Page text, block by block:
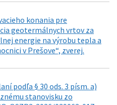
konania pre
geotermálnych vrtov za
energie na výrobu tepla a
v Prešove“, zverej.
podľa § 30 ods. 3 písm. a)
stanovisku zo